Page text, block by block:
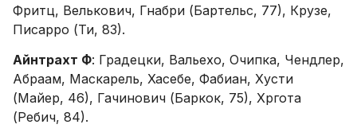
Фритц, Велькович, Гнабри (Бартельс, 77), Крузе,
Писарро (Ти, 83).
Айнтрахт Ф: Градецки, Вальехо, Очипка, Чендлер,
Абраам, Маскарель, Хасебе, Фабиан, Хусти
(Майер, 46), Гачинович (Баркок, 75), Хргота
(Ребич, 84).